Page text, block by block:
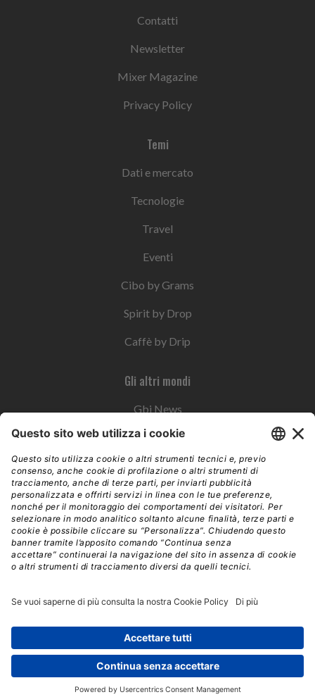
Contatti
Newsletter
Mixer Magazine
Privacy Policy
Temi
Dati e mercato
Tecnologie
Travel
Eventi
Cibo by Grams
Spirit by Drop
Caffè by Drip
Gli altri mondi
Gbi News
Instoremag
Esplora il gruppo
Edra Edizioni
Edizioni LSWR
LSWR Group
Mixer è un prodotto del network Edra Edizioni. Direzione, amministrazione,
redazione, pubblicità | © Copyright 2026 – Tutti i diritti riservati | Partita IVA e C.F.
14392510963